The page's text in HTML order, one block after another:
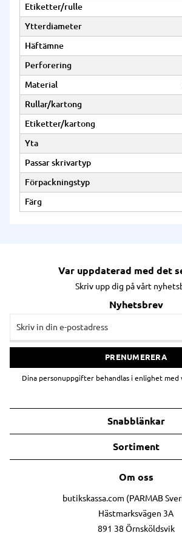
Etiketter/rulle
Ytterdiameter
Häftämne
Perforering
Material
Rullar/kartong
Etiketter/kartong
Yta
Passar skrivartyp
Förpackningstyp
Färg
Var uppdaterad med det
Skriv upp dig på vårt
Nyhetsbrev
PRENUMERERA
Dina personuppgifter behandlas i enlighet med
Om oss
butikskassa.com (PARMAB
Hästmarksvägen 3A
891 38 Örnsköldsvik
Snabblänkar
Sortiment